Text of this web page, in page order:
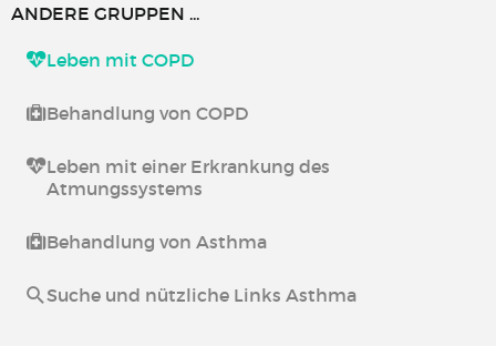
ANDERE GRUPPEN ...
Leben mit COPD
Behandlung von COPD
Leben mit einer Erkrankung des
Atmungssystems
Behandlung von Asthma
Suche und nützliche Links Asthma